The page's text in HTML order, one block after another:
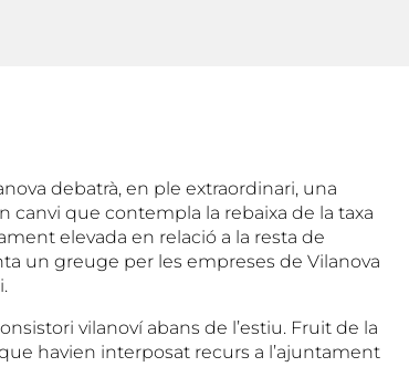
debatrà, en ple extraordinari, una
que contempla la rebaixa de la taxa
elevada en relació a la resta de
un greuge per les empreses de Vilanova
vilanoví abans de l’estiu. Fruit de la
havien interposat recurs a l’ajuntament